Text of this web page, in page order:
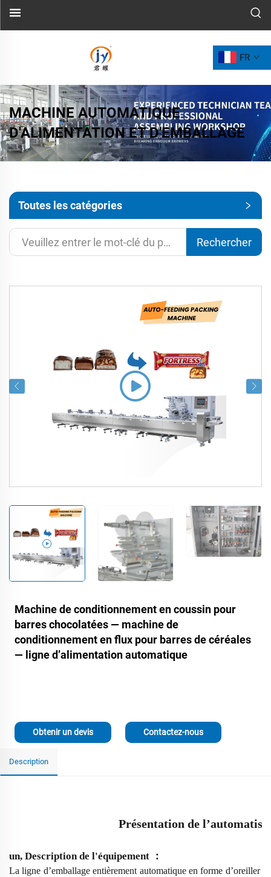
FR
MACHINE AUTOMATIQUE
D'ALIMENTATION ET D'EMBALLAGE
Toutes les catégories
Rechercher
Machine de conditionnement en coussin pour
barres chocolatées — machine de
conditionnement en flux pour barres de céréales
— ligne d’alimentation automatique
Obtenir un devis Contactez-nous
Description
Présentation de
un, Description de l'équipement ：
La ligne d’emballage entièrement automatique en forme d’oreiller